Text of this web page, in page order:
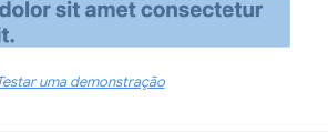
uma demonstração